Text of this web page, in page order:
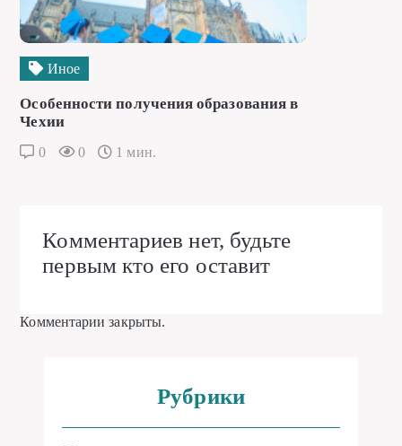
Иное
Особенности получения образования в
Чехии
0 0 1 мин.
Комментариев нет, будьте
первым кто его оставит
Комментарии закрыты.
Рубрики